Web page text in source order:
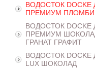
ВОДОСТОК DOCKE
ПРЕМИУМ
ВОДОСТОК DOCKE
ПРЕМИУМ
ГРАНАТ ГРАФИТ
ВОДОСТОК DOCKE
LUX ШОКОЛАД